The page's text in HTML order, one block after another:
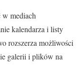
mediach
kalendarza i listy
rozszerza możliwości
galerii i plików na